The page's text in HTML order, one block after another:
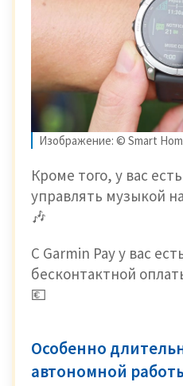
Изображение: © Smart
Кроме того, у вас
управлять музыкой
🎶
С Garmin Pay у вас
бесконтактной
💶
Особенно
автономной